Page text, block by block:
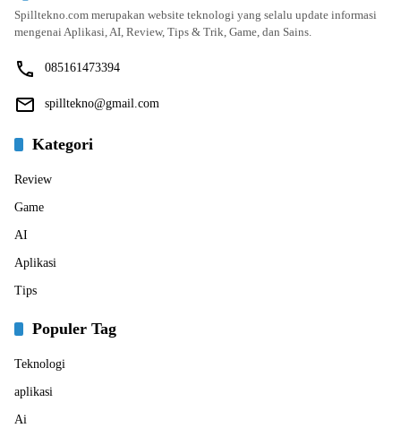
Spilltekno.com merupakan website teknologi yang selalu update informasi
mengenai Aplikasi, AI, Review, Tips & Trik, Game, dan Sains.
085161473394
spilltekno@gmail.com
Kategori
Review
Game
AI
Aplikasi
Tips
Populer Tag
Teknologi
aplikasi
Ai